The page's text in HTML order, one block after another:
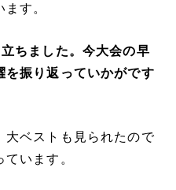
す。
ちました。今大会の早
を振り返っていかがです
大ベストも見られたので
います。